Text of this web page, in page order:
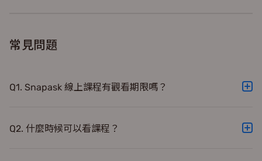
常見問題
Q1. Snapask 線上課程有觀看期限嗎？
Q2. 什麼時候可以看課程？